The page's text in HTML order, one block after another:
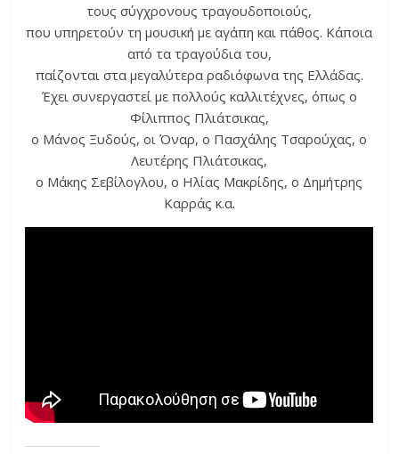
τους σύγχρονους τραγουδοποιούς,
που υπηρετούν τη μουσική με αγάπη και πάθος. Κάποια
από τα τραγούδια του,
παίζονται στα μεγαλύτερα ραδιόφωνα της Ελλάδας.
Έχει συνεργαστεί με πολλούς καλλιτέχνες, όπως ο
Φίλιππος Πλιάτσικας,
ο Μάνος Ξυδούς, οι Όναρ, ο Πασχάλης Τσαρούχας, ο
Λευτέρης Πλιάτσικας,
ο Μάκης Σεβίλογλου, ο Ηλίας Μακρίδης, ο Δημήτρης
Καρράς κ.α.